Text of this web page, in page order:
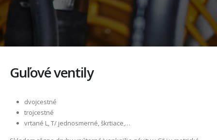
Guľové ventily
dvojcestné
trojcestné
vrtané L, T/ jednosmerné, škrtiace,…